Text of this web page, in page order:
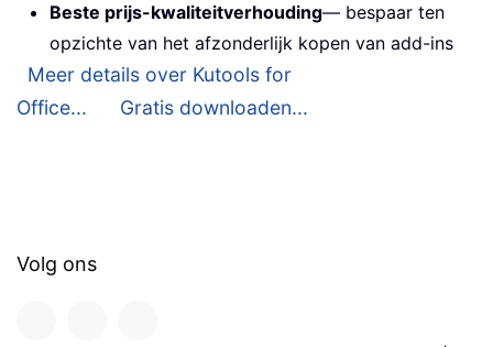
Beste prijs-kwaliteitverhouding— bespaar ten
opzichte van het afzonderlijk kopen van add-ins
Meer details over Kutools for
Office...
Gratis downloaden...
Volg ons